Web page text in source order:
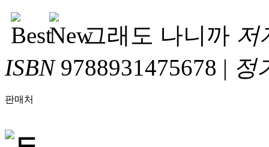
그래도 나니까 저
ISBN9788931475678 | 정
판매처